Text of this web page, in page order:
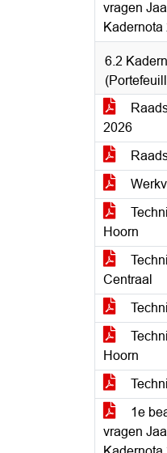
vragen
Kadernota
6.2
2026
Hoorn
Centraal
Hoorn
1e
vragen